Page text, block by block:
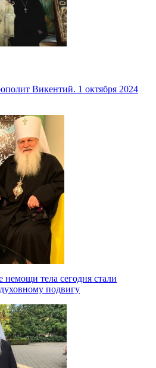
Викентий. 1 октября 2024
тела сегодня стали
подвигу